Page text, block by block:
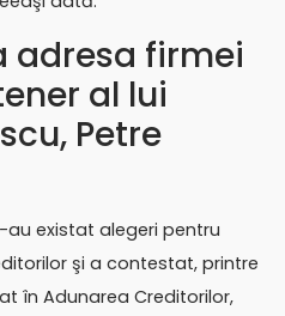
firmei
al lui
Petre
existat alegeri pentru
şi a contestat, printre
în Adunarea Creditorilor,